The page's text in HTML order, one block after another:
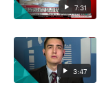
7:31
3:47